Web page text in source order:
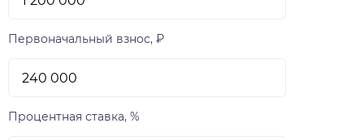
Первоначальный взнос, ₽
Процентная ставка, %